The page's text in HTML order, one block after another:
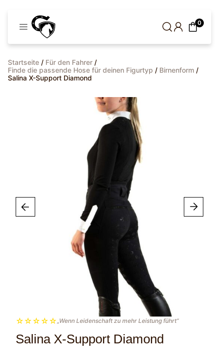
0
Startseite / Für den Fahrer /
Finde die passende Hose für deinen Figurtyp / Birnenform /
Salina X-Support Diamond
☆ ☆ ☆ ☆ ☆„Wenn Leidenschaft zu mehr Leistung führt“
Salina X-Support Diamond